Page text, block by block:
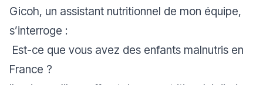
Gicoh, un assistant nutritionnel de mon équipe,
s’interroge :
Est-ce que vous avez des enfants malnutris en
France ?